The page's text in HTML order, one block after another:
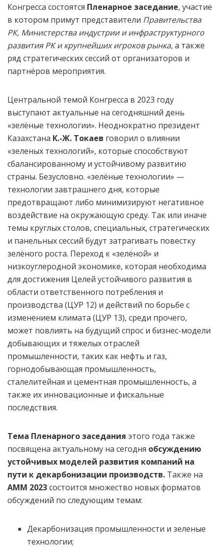
Конгресса состоятся Пленарное заседание, участие
в котором примут представители Правительства
РК, Министерства индустрии и инфраструктурного
развития РК и крупнейших игроков рынка, а также
ряд стратегических сессий от организаторов и
партнёров мероприятия.
Центральной темой Конгресса в 2023 году
выступают актуальные на сегодняшний день
«зелёные технологии». Неоднократно президент
Казахстана К.-Ж. Токаев говорил о влиянии
«зеленых технологий», которые способствуют
сбалансированному и устойчивому развитию
страны. Безусловно. «зелёные технологии» —
технологии завтрашнего дня, которые
предотвращают либо минимизируют негативное
воздействие на окружающую среду. Так или иначе
темы круглых столов, специальных, стратегических
и панельных сессий будут затрагивать повестку
зелёного роста. Переход к «зелёной» и
низкоуглеродной экономике, которая необходима
для достижения Целей устойчивого развития в
области ответственного потребления и
производства (ЦУР 12) и действий по борьбе с
изменением климата (ЦУР 13), среди прочего,
может повлиять на будущий спрос и бизнес-модели
добывающих и тяжелых отраслей
промышленности, таких как нефть и газ,
горнодобывающая промышленность,
сталелитейная и цементная промышленность, а
также их инновационные и фискальные
последствия.
Тема Пленарного заседания этого года также
посвящена актуальному на сегодня обсуждению
устойчивых моделей развития компаний на
пути к декарбонизации производств. Также на
АММ 2023состоится множество новых форматов
обсуждений по следующим темам:
Декарбонизация промышленности и зеленые
технологии;